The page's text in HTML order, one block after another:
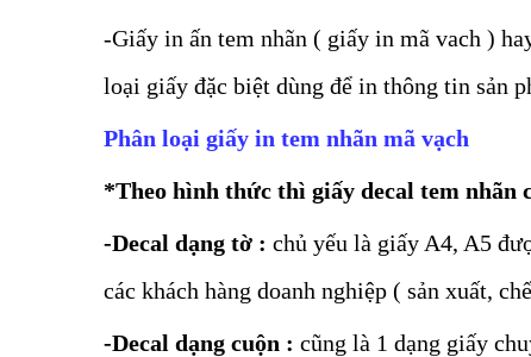
-Giấy in ấn tem nhãn ( giấy in mã vach )
loại giấy đặc biệt dùng để in thông tin sản
Phân loại giấy in tem nhãn mã vạch
*Theo hình thức thì giấy decal tem nhãn
-Decal dạng tờ : chủ yếu là giấy A4, A5
các khách hàng doanh nghiệp ( sản xuất,
-Decal dạng cuộn : cũng là 1 dạng giấy